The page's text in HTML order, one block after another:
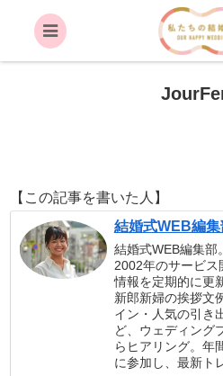
【この記事を書いた人】
結婚式WEB編集
結婚式WEB編集部。
2002年のサービス
情報を定期的に更
新郎新婦の挨拶文
イン・人気の引き
ど、ウェディング
らヒアリング。年
に参加し、最新ト